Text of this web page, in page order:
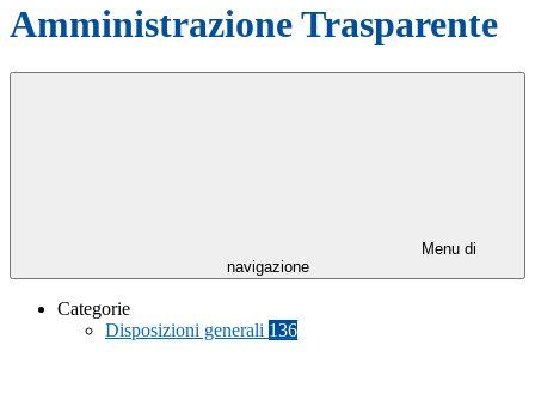
Amministrazione Trasparente
Menu di
navigazione
Categorie
Disposizioni generali 136